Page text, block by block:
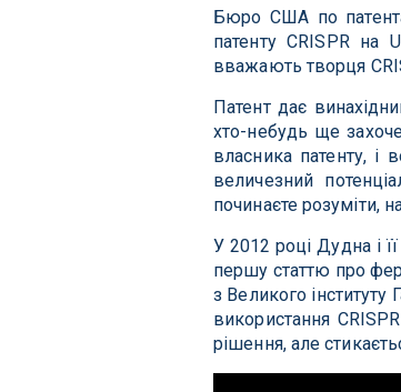
Бюро США по
патенту CRISPR на
вважають творця
Патент дає
хто-небудь ще
власника патенту, і
величезний
починаєте розуміти,
У 2012 році Дудна і
першу статтю про
з Великого інституту
використання
рішення, але